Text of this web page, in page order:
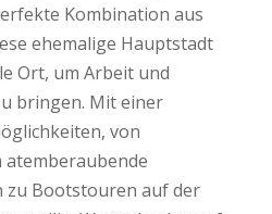
Kombination aus
ehemalige Hauptstadt
Ort, um Arbeit und
bringen. Mit einer
von
zu Bootstouren auf der